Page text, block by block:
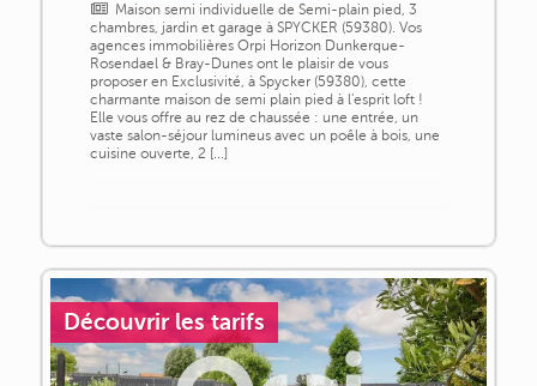
Maison semi individuelle de Semi-plain pied, 3
chambres, jardin et garage à SPYCKER (59380). Vos
agences immobilières Orpi Horizon Dunkerque-
Rosendael & Bray-Dunes ont le plaisir de vous
proposer en Exclusivité, à Spycker (59380), cette
charmante maison de semi plain pied à l'esprit loft !
Elle vous offre au rez de chaussée : une entrée, un
vaste salon-séjour lumineus avec un poêle à bois, une
cuisine ouverte, 2 [...]
Découvrir les tarifs